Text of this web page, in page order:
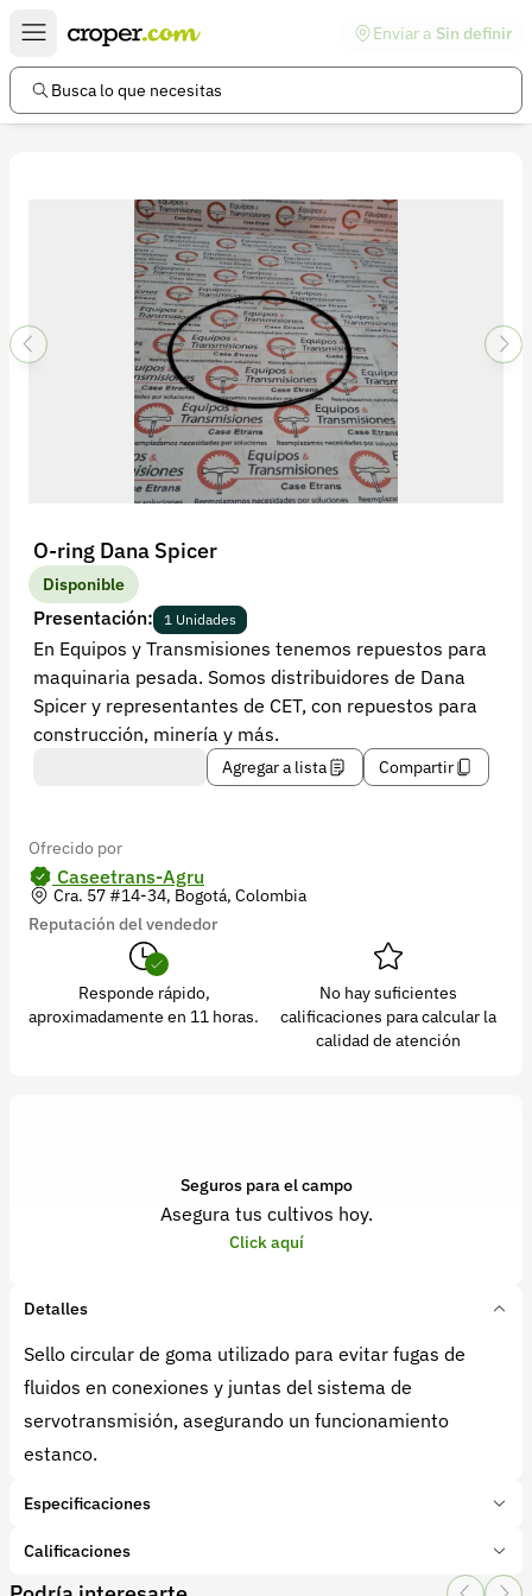
Enviar a Sin definir
Busca lo que necesitas
O-ring Dana Spicer
Disponible
Presentación: 1 Unidades
En Equipos y Transmisiones tenemos repuestos para
maquinaria pesada. Somos distribuidores de Dana
Spicer y representantes de CET, con repuestos para
construcción, minería y más.
Agregar a lista Compartir
Ofrecido por
Caseetrans-Agru
Cra. 57 #14-34, Bogotá, Colombia
Reputación del vendedor
Responde rápido,
aproximadamente en 11 horas.
No hay suficientes
calificaciones para calcular la
calidad de atención
Seguros para el campo
Asegura tus cultivos hoy.
Click aquí
Detalles
Sello circular de goma utilizado para evitar fugas de
fluidos en conexiones y juntas del sistema de
servotransmisión, asegurando un funcionamiento
estanco.
Especificaciones
Marca:
DANA SPICER
Calificaciones
Enlaces de interés
Preguntas frecuentes
Información legal
Términos y condiciones
Política de devoluciones
Política de privacidad
Recuperar contraseña
Contacto
Soporte
+57 323 2931928
contacto@croper.com
© 2026 Croper.com Todos los derechos reservados
Síguenos